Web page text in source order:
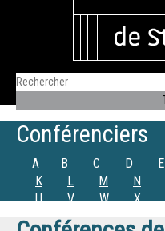
Conférenciers
A B C D E
K
L M N
U
V W X